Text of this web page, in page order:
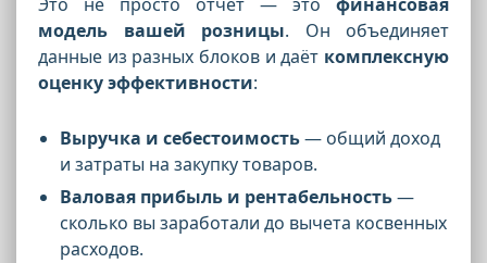
модель вашей розницы. Он объединяет
данные из разных блоков и даёт комплексную
оценку эффективности:
Выручка и себестоимость— общий доход
и затраты на закупку товаров.
Валовая прибыль и рентабельность—
сколько вы заработали до вычета косвенных
расходов.